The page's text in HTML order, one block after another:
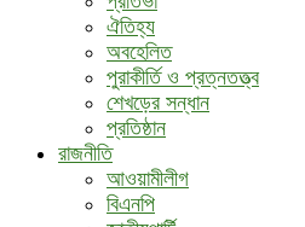
ঐতিহ্য
অবহেলিত
পুরাকীর্তি ও প্রত্নতত্ত্ব
শেখড়ের সন্ধান
প্রতিষ্ঠান
রাজনীতি
আওয়ামীলীগ
বিএনপি